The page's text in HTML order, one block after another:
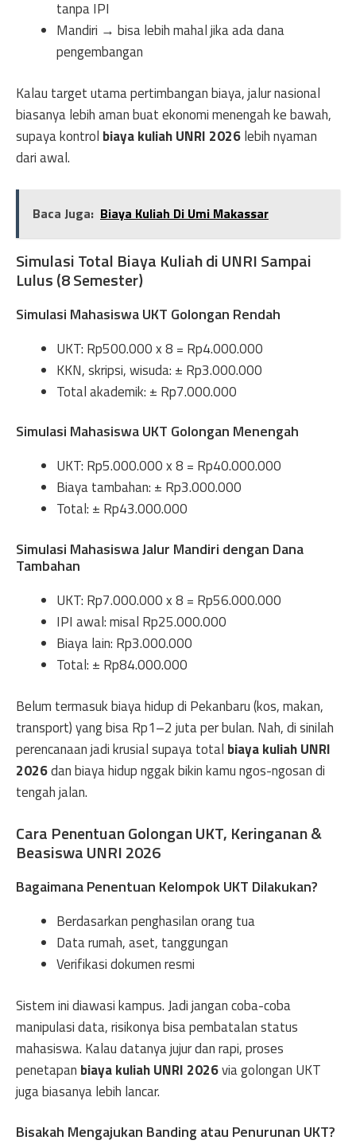
tanpa IPI
Mandiri → bisa lebih mahal jika ada dana
pengembangan
Kalau target utama pertimbangan biaya, jalur nasional
biasanya lebih aman buat ekonomi menengah ke bawah,
supaya kontrol biaya kuliah UNRI 2026lebih nyaman
dari awal.
Baca Juga: Biaya Kuliah Di Umi Makassar
Simulasi Total Biaya Kuliah di UNRI Sampai
Lulus (8 Semester)
Simulasi Mahasiswa UKT Golongan Rendah
UKT: Rp500.000 x 8 = Rp4.000.000
KKN, skripsi, wisuda: ± Rp3.000.000
Total akademik: ± Rp7.000.000
Simulasi Mahasiswa UKT Golongan Menengah
UKT: Rp5.000.000 x 8 = Rp40.000.000
Biaya tambahan: ± Rp3.000.000
Total: ± Rp43.000.000
Simulasi Mahasiswa Jalur Mandiri dengan Dana
Tambahan
UKT: Rp7.000.000 x 8 = Rp56.000.000
IPI awal: misal Rp25.000.000
Biaya lain: Rp3.000.000
Total: ± Rp84.000.000
Belum termasuk biaya hidup di Pekanbaru (kos, makan,
transport) yang bisa Rp1–2 juta per bulan. Nah, di sinilah
perencanaan jadi krusial supaya total biaya kuliah UNRI
2026dan biaya hidup nggak bikin kamu ngos-ngosan di
tengah jalan.
Cara Penentuan Golongan UKT, Keringanan &
Beasiswa UNRI 2026
Bagaimana Penentuan Kelompok UKT Dilakukan?
Berdasarkan penghasilan orang tua
Data rumah, aset, tanggungan
Verifikasi dokumen resmi
Sistem ini diawasi kampus. Jadi jangan coba-coba
manipulasi data, risikonya bisa pembatalan status
mahasiswa. Kalau datanya jujur dan rapi, proses
penetapan biaya kuliah UNRI 2026via golongan UKT
juga biasanya lebih lancar.
Bisakah Mengajukan Banding atau Penurunan UKT?